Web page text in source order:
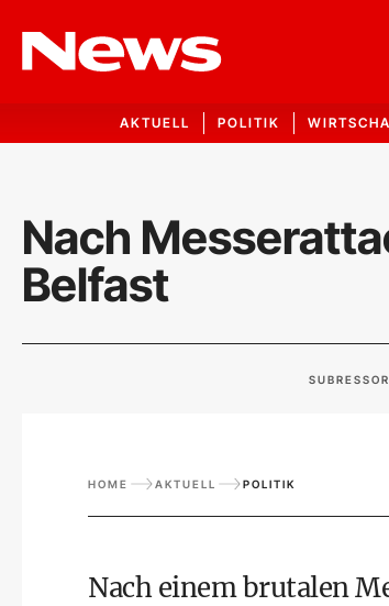
AKTUELL POLITIK
Nach
Belfast
HOME AKTUELL POLITIK
Nach einem brutalen